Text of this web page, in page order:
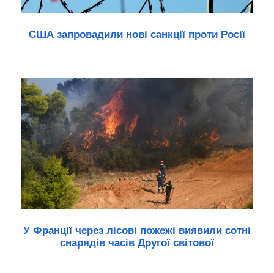
США запровадили нові санкції проти Росії
У Франції через лісові пожежі виявили сотні
снарядів часів Другої світової